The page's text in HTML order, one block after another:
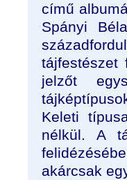
című
Spányi
tájfestészet
jelzőt
Keleti
nélkül. A
akárcsak